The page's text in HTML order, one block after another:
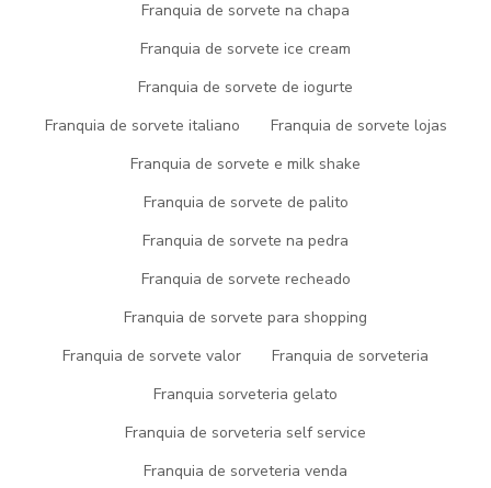
Franquia de sorvete na chapa
Franquia de sorvete ice cream
Franquia de sorvete de iogurte
Franquia de sorvete italiano
Franquia de sorvete lojas
Franquia de sorvete e milk shake
Franquia de sorvete de palito
Franquia de sorvete na pedra
Franquia de sorvete recheado
Franquia de sorvete para shopping
Franquia de sorvete valor
Franquia de sorveteria
Franquia sorveteria gelato
Franquia de sorveteria self service
Franquia de sorveteria venda
Introdução
crescimento. Com consumidores ávidos por novidades e
experiências saborosas, a oferta de sorvetes no atacado torna-
Seja você um dono de sorveteria, restaurante, ou mesmo um
Por que Escolher Sorvetes no
Atacado?
Ao optar por sorvetes no atacado, você coloca seu negócio em
uma posição vantajosa. Os preços competitivos oferecidos pelos
significativas, permitindo que você maximize seus lucros. Além
demandas, desde sorvetes tradicionais até opções mais
inovadoras e sazonais.